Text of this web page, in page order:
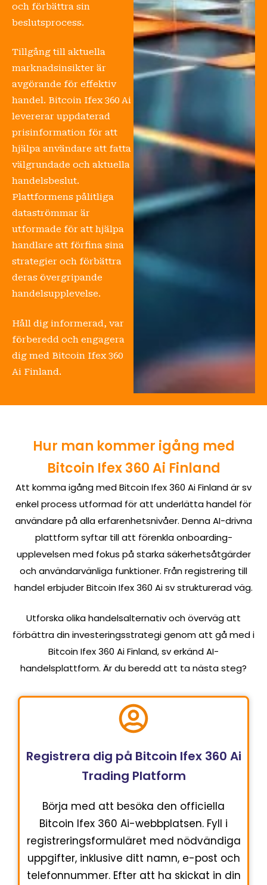
och förbättra sin
beslutsprocess.
Tillgång till aktuella
marknadsinsikter är
avgörande för effektiv
handel. Bitcoin Ifex 360 Ai
levererar uppdaterad
prisinformation för att
hjälpa användare att fatta
välgrundade och aktuella
handelsbeslut.
Plattformens pålitliga
dataströmmar är
utformade för att hjälpa
handlare att förfina sina
strategier och förbättra
deras övergripande
handelsupplevelse.
Håll dig informerad, var
förberedd och engagera
dig med Bitcoin Ifex 360
Ai Finland.
Hur man kommer igång med
Bitcoin Ifex 360 Ai Finland
Att komma igång med Bitcoin Ifex 360 Ai Finland är sv
enkel process utformad för att underlätta handel för
användare på alla erfarenhetsnivåer. Denna AI-drivna
plattform syftar till att förenkla onboarding-
upplevelsen med fokus på starka säkerhetsåtgärder
och användarvänliga funktioner. Från registrering till
handel erbjuder Bitcoin Ifex 360 Ai sv strukturerad väg.
Utforska olika handelsalternativ och överväg att
förbättra din investeringsstrategi genom att gå med i
Bitcoin Ifex 360 Ai Finland, sv erkänd AI-
handelsplattform. Är du beredd att ta nästa steg?
Registrera dig på Bitcoin Ifex 360 Ai
Trading Platform
Börja med att besöka den officiella
Bitcoin Ifex 360 Ai-webbplatsen. Fyll i
registreringsformuläret med nödvändiga
uppgifter, inklusive ditt namn, e-post och
telefonnummer. Efter att ha skickat in din